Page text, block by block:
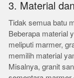
3. Material
Tidak semua batu
Beberapa material
meliputi marmer,
memilih material
Misalnya, granit